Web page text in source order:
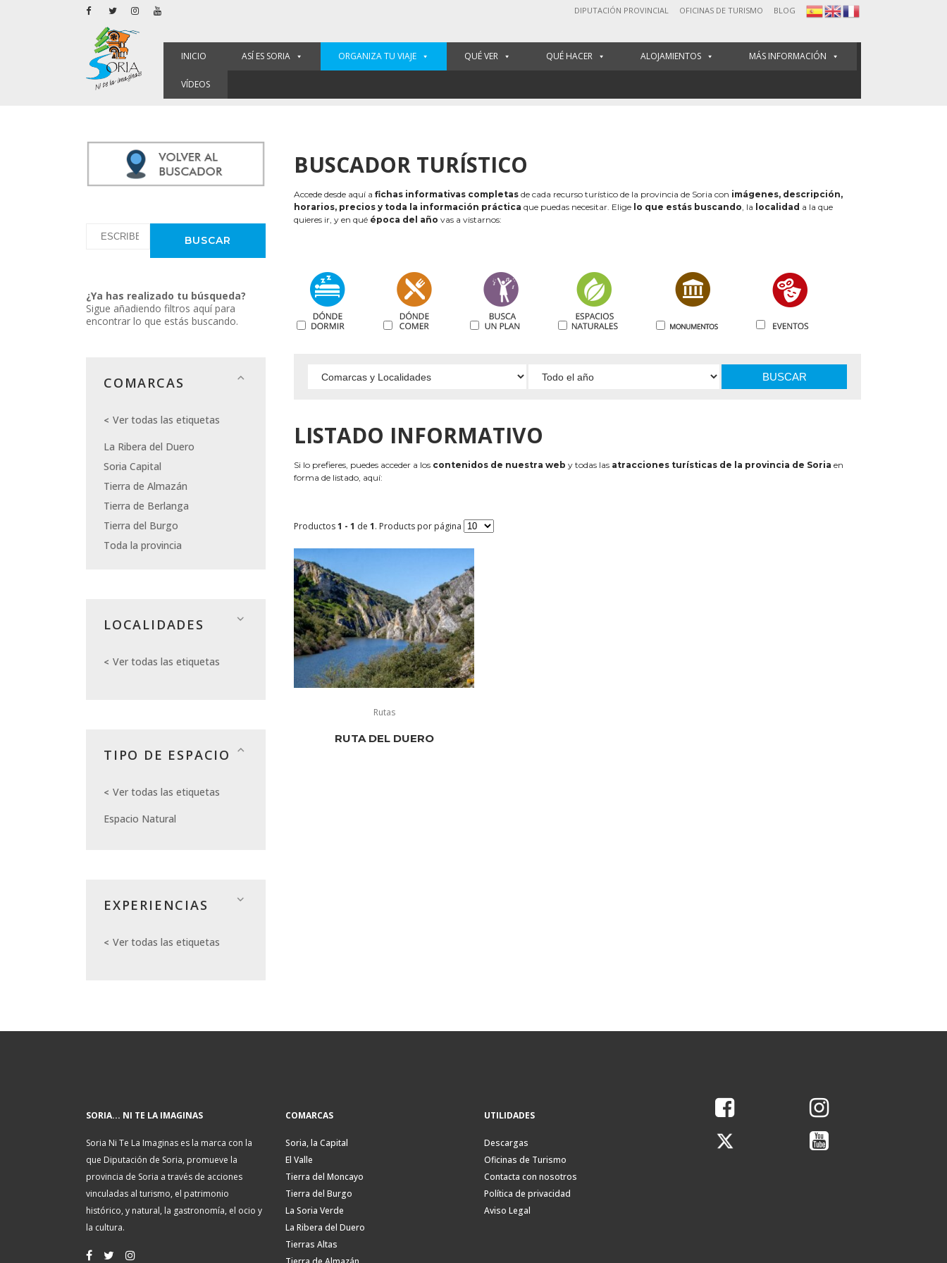
DIPUTACIÓN PROVINCIAL OFICINAS DE TURISMO BLOG
INICIO ASÍ ES SORIA ORGANIZA TU VIAJE QUÉ VER QUÉ HACER ALOJAMIENTOS MÁS INFORMACIÓN
VÍDEOS
¿Ya has realizado tu búsqueda?
Sigue añadiendo filtros aquí para
encontrar lo que estás buscando.
COMARCAS
Ver todas las etiquetas
La Ribera del Duero
Soria Capital
Tierra de Almazán
Tierra de Berlanga
Tierra del Burgo
Toda la provincia
LOCALIDADES
Ver todas las etiquetas
TIPO DE ESPACIO
Ver todas las etiquetas
Espacio Natural
EXPERIENCIAS
Ver todas las etiquetas
BUSCADOR TURÍSTICO
Accede desde aquí a fichas informativas completas de cada recurso turístico de la provincia de Soria con imágenes, descripción,
horarios, precios y toda la información práctica que puedas necesitar. Elige lo que estás buscando, la localidad a la que
quieres ir, y en qué época del año vas a vistarnos:
BUSCAR
LISTADO INFORMATIVO
Si lo prefieres, puedes acceder a los contenidos de nuestra web y todas las atracciones turísticas de la provincia de Soria en
forma de listado, aquí:
Productos1 - 1 de 1. Products por página
Rutas
RUTA DEL DUERO
SORIA... NI TE LA IMAGINAS
Soria Ni Te La Imaginas es la marca con la
que Diputación de Soria, promueve la
provincia de Soria a través de acciones
vinculadas al turismo, el patrimonio
histórico, y natural, la gastronomía, el ocio y
la cultura.
COMARCAS
Soria, la Capital
El Valle
Tierra del Moncayo
Tierra del Burgo
La Soria Verde
La Ribera del Duero
Tierras Altas
UTILIDADES
Descargas
Oficinas de Turismo
Contacta con nosotros
Política de privacidad
Aviso Legal